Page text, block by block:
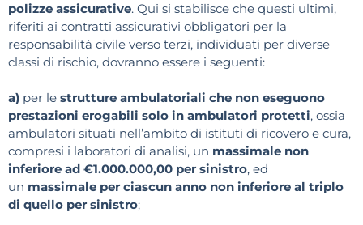
polizze assicurative. Qui si stabilisce che questi ultimi,
riferiti ai contratti assicurativi obbligatori per la
responsabilità civile verso terzi, individuati per diverse
classi di rischio, dovranno essere i seguenti:
a) per le strutture ambulatoriali che non eseguono
prestazioni erogabili solo in ambulatori protetti, ossia
ambulatori situati nell’ambito di istituti di ricovero e cura,
compresi i laboratori di analisi, un massimale non
inferiore ad €1.000.000,00 per sinistro, ed
un massimale per ciascun anno non inferiore al triplo
di quello per sinistro;